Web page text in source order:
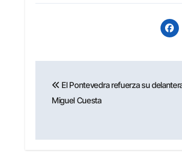
de
El Pontevedra refuerza su
Miguel Cuesta